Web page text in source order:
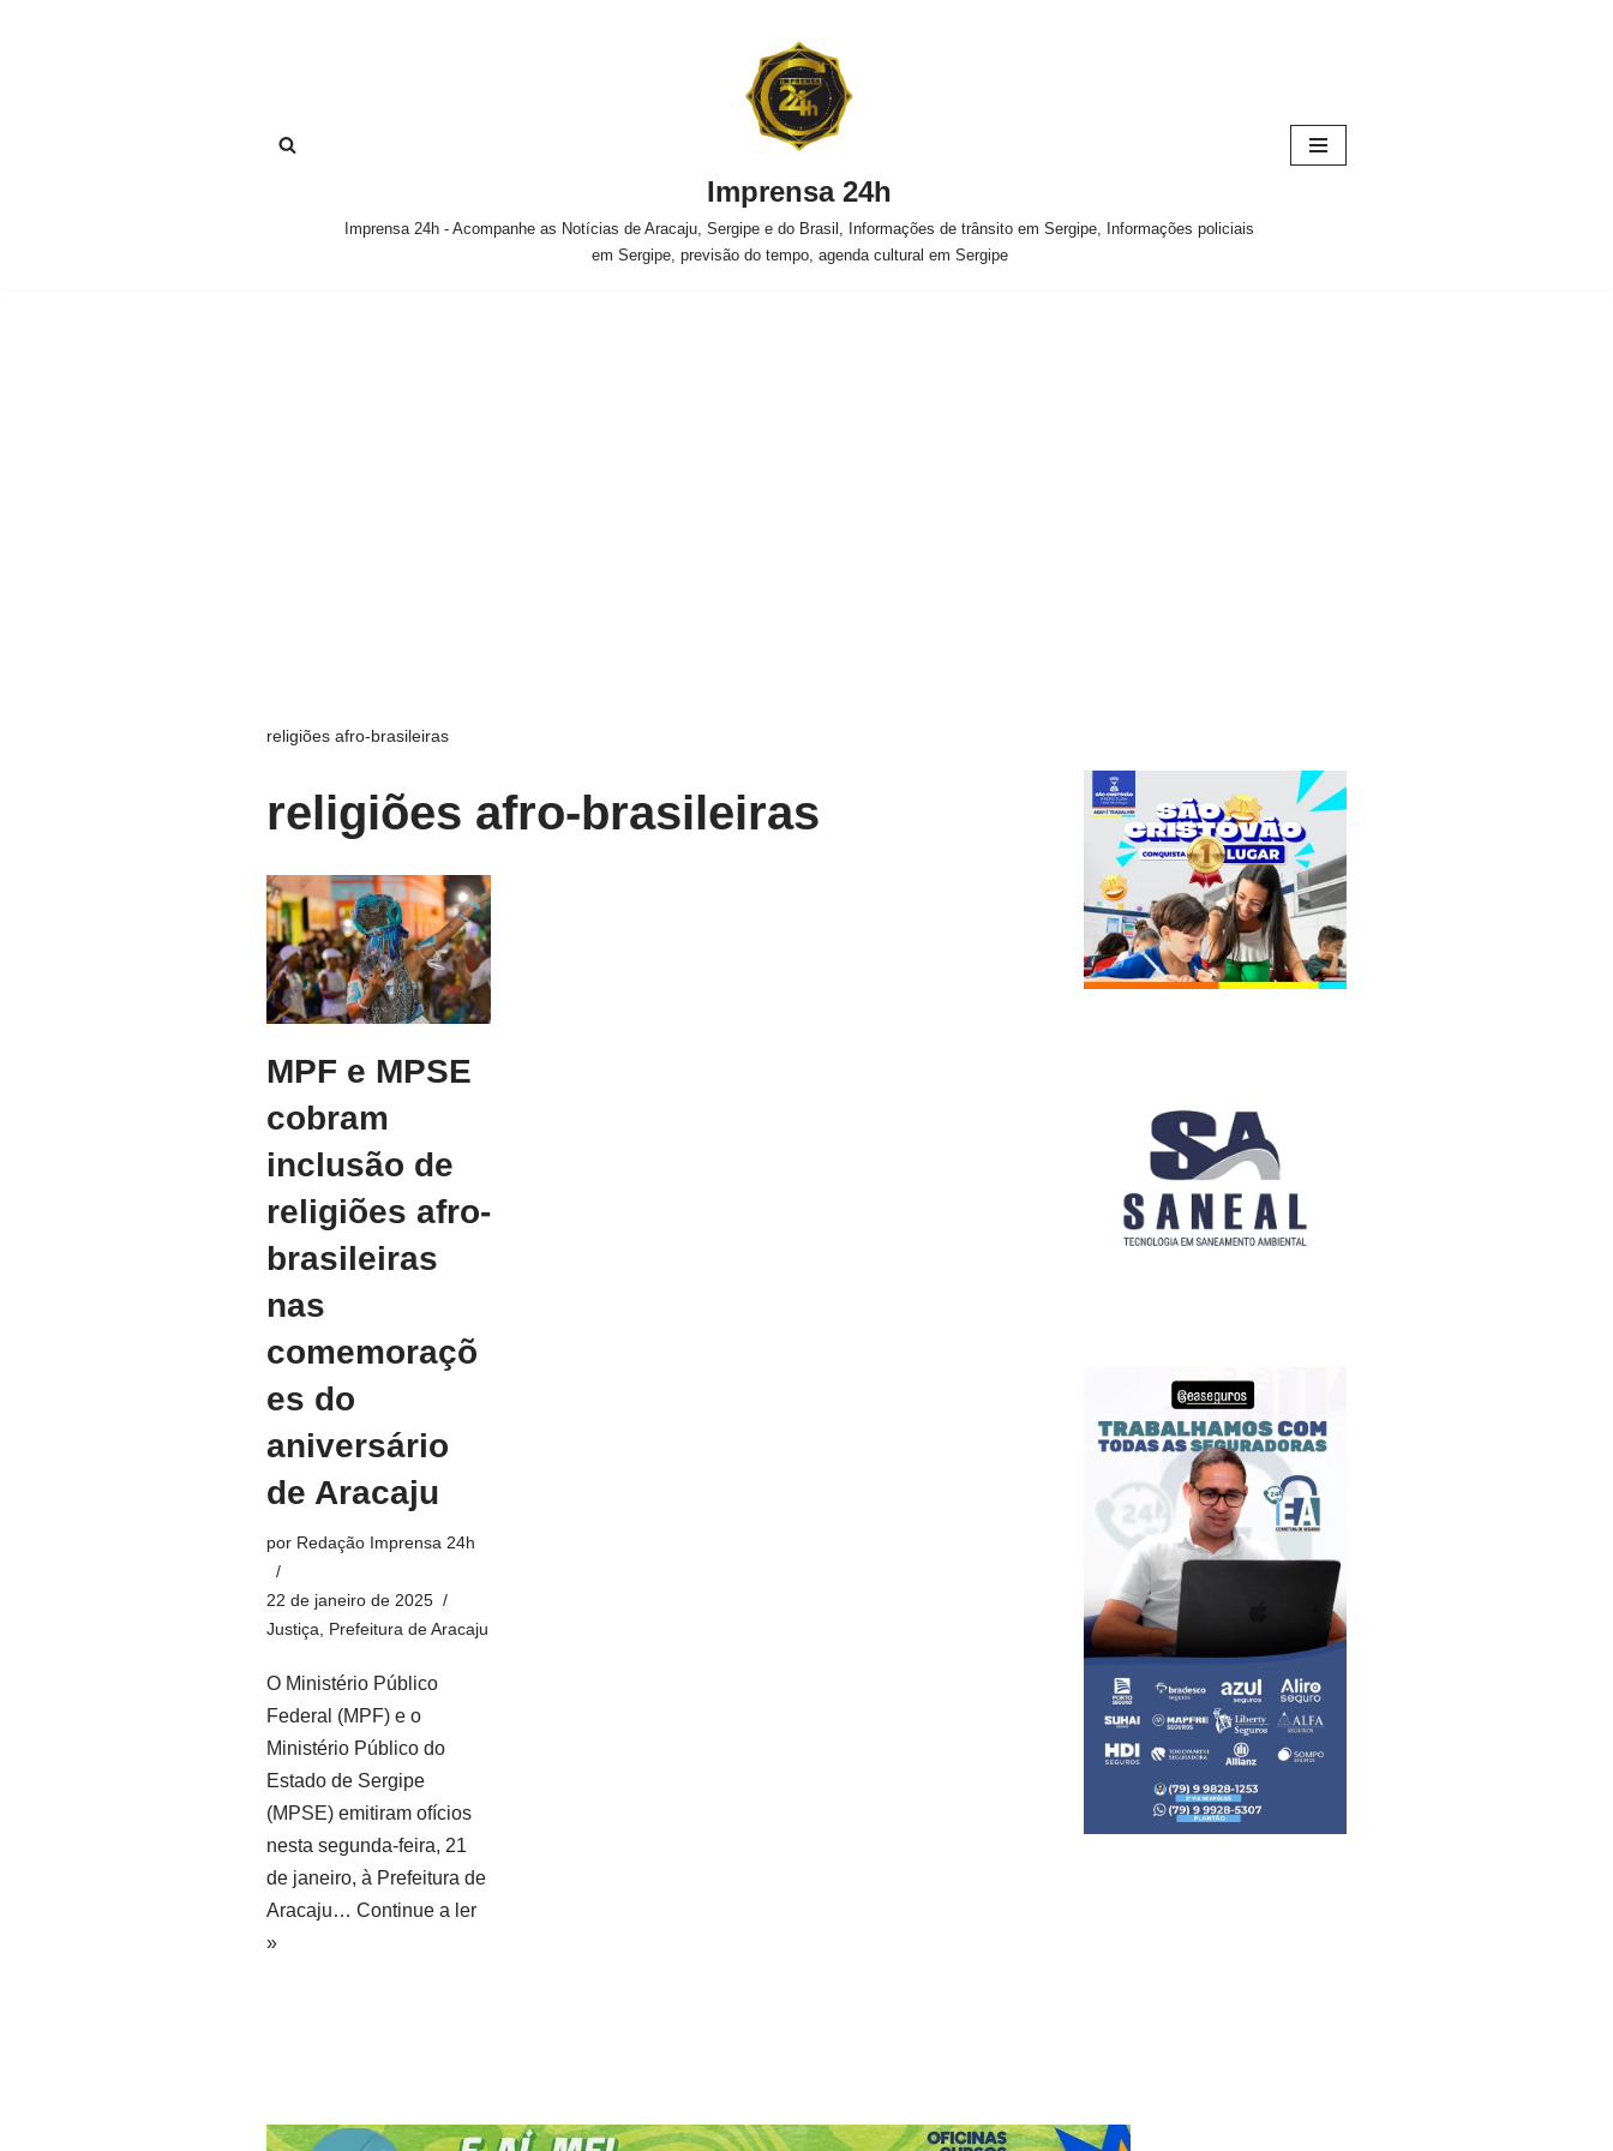
Imprensa 24h
Imprensa 24h - Acompanhe as Notícias de Aracaju, Sergipe e do Brasil, Informações de trânsito em Sergipe, Informações policiais
em Sergipe, previsão do tempo, agenda cultural em Sergipe
religiões afro-brasileiras
religiões afro-brasileiras
MPF e MPSE
cobram
inclusão de
religiões afro-
brasileiras
nas
comemoraçõ
es do
aniversário
de Aracaju
por Redação Imprensa 24h
22 de janeiro de 2025
Justiça, Prefeitura de Aracaju
O Ministério Público
Federal (MPF) e o
Ministério Público do
Estado de Sergipe
(MPSE) emitiram ofícios
nesta segunda-feira, 21
de janeiro, à Prefeitura de
Aracaju… Continue a ler
»